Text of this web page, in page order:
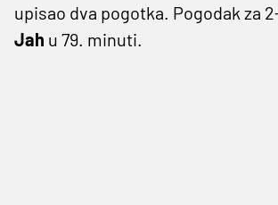
upisao dva pogotka. Pogodak za
Jah u 79. minuti.